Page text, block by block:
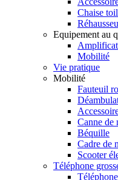
Chaise
Equipement au
Mobilité
Vie pratique
Mobilité
Fauteuil
Canne de
Béquille
Cadre de
Scooter
Téléphone